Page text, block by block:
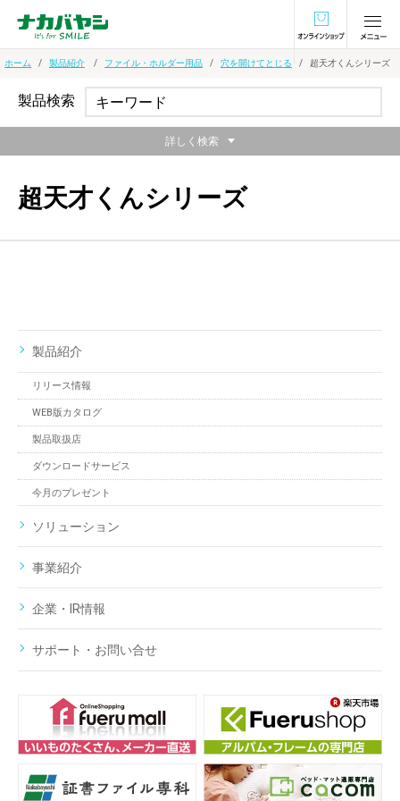
オンラインショ
ホーム 製品紹介 ファイル・ホルダー用品 穴を開けてとじる 超天才くんシリーズ
超天才くんシリーズ
製品検索
詳しく検索
製品紹介
リリース情報
WEB版カタログ
製品取扱店
ダウンロードサービス
今月のプレゼント
ソリューション
事業紹介
企業・IR情報
サポート・お問い合せ